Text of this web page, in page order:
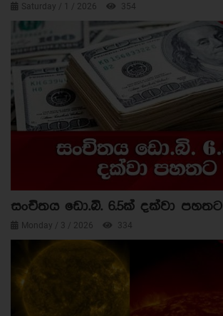
Saturday / 1 / 2026 354
සංචිතය ඩො.බි. 6.5ක් දක්වා පහතට
Monday / 3 / 2026 334